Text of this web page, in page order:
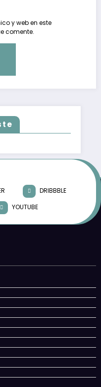
y web en este
comente.
DRIBBBLE
YOUTUBE